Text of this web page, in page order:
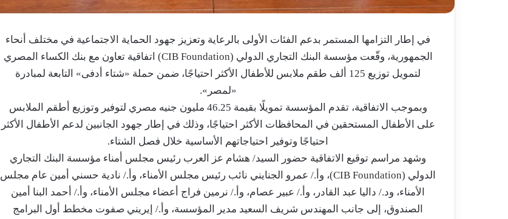
في إطار التزامها المستمر بدعم الفئات الأولى بالرعاية وتعزيز جهود الحماية الاجتماعية في مختلف أنحاء
الجمهورية، وقّعت مؤسسة البنك التجاري الدولي (CIB Foundation) اتفاقية تعاون مع بنك الكساء المصري
لتمويل توزيع 125 ألف طقم ملابس للأطفال الأكثر احتياجًا، ضمن حملة «شتاء أدفى» التابعة لمبادرة
«لمصر».
وبموجب الاتفاقية، تقدم المؤسسة تمويلًا بقيمة 46.25 مليون جنيه مصري لتوفير وتوزيع أطقم الملابس
على الأطفال المستحقين في المحافظات الأكثر احتياجًا، وذلك في إطار جهود الجانبين لدعم الأطفال الأكثر
احتياجًا وتوفير احتياجاتهم الأساسية خلال فصل الشتاء.
وشهد مراسم توقيع الاتفاقية حضور السيد/ هشام عز العرب رئيس مجلس أمناء مؤسسة البنك التجاري
الدولي (CIB Foundation)، وأ./ عمرو الجنايني نائب رئيس مجلس الأمناء، وأ./ نادية حسني أمين عام مجلس
الأمناء، ود./ داليا عبد القادر، وأ./ عبير عصام، وأ./ نرمين فراج أعضاء مجلس الأمناء، وأ./ أحمد البنا أمين
الصندوق، إلى جانب المهندس شريف السعيد مدير المؤسسة، وأ./ إيريني صفوت مخطط أول البرامج